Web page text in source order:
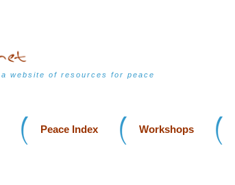
a website of resources for peace
Peace Index Workshops